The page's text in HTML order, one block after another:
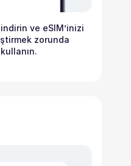
ve eSIM’inizi
zorunda